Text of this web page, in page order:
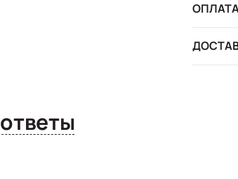
Вопросы и ответы